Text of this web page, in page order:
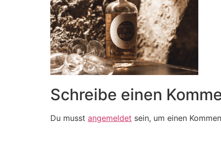
Schreibe einen
Du musst angemeldet sein, um einen